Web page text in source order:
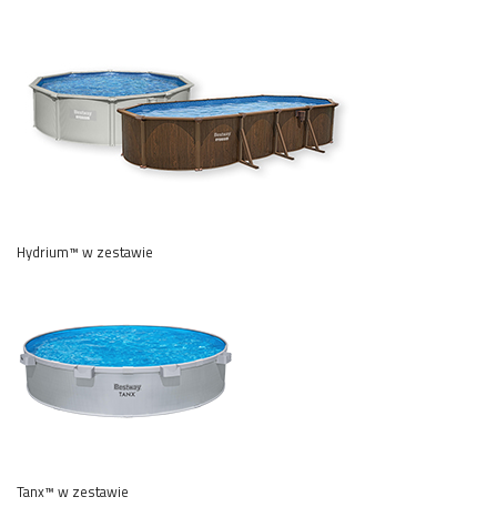
Hydrium™ w zestawie
Tanx™ w zestawie